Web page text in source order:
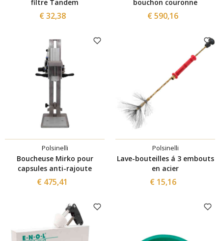
filtre Tandem
€ 32,38
bouchon couronne
€ 590,16
Polsinelli
Boucheuse Mirko pour
capsules anti-rajoute
€ 475,41
Polsinelli
Lave-bouteilles á 3 embouts
en acier
€ 15,16